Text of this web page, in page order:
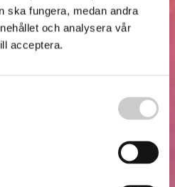
ska fungera, medan andra
och analysera vår
acceptera.